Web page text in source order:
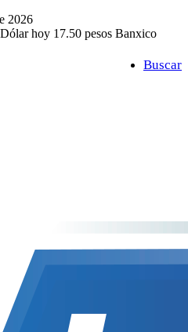
2026
hoy 17.50 pesos Banxico
Buscar